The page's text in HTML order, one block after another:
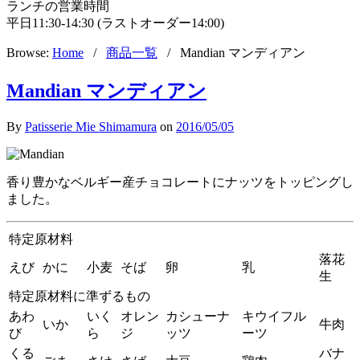
ランチの営業時間
平日11:30-14:30 (ラストオーダー14:00)
Browse: Home / 商品一覧 / Mandian マンディアン
Mandian マンディアン
By Patisserie Mie Shimamura on 2016/05/05
香り豊かなベルギー産チョコレートにナッツをトッピングし
ました。
特定原材料
えび かに 小麦 そば 卵 乳
落花
生
特定原材料に準ずるもの
あわ
び
いか
いく
ら
オレン
ジ
カシューナ
ッツ
キウイフル
ーツ
牛肉
くる バナ